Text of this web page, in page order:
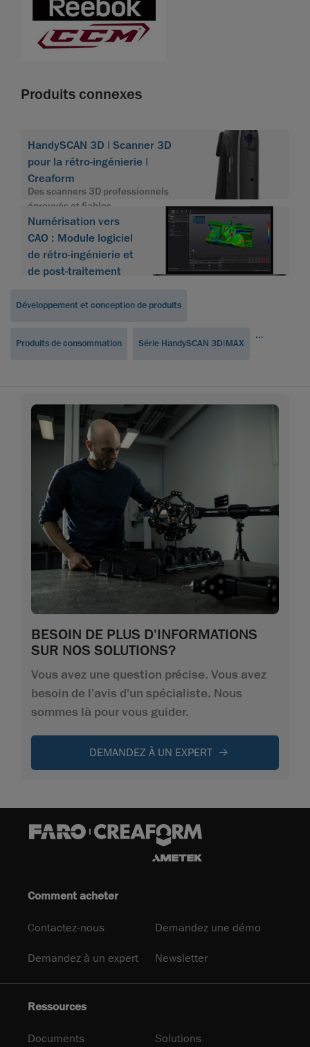
Produits connexes
HandySCAN 3D | Scanner 3D
pour la rétro-ingénierie |
Creaform
Des scanners 3D professionnels
éprouvés et fiables
Numérisation vers
CAO : Module logiciel
de rétro-ingénierie et
de post-traitement
Développement et conception de produits
Produits de consommation Série HandySCAN 3D|MAX
...
BESOIN DE PLUS D'INFORMATIONS
SUR NOS SOLUTIONS?
Vous avez une question précise. Vous avez
besoin de l'avis d'un spécialiste. Nous
sommes là pour vous guider.
DEMANDEZ À UN EXPERT
Comment acheter
Contactez-nous Demandez une démo
Demandez à un expert Newsletter
Ressources
Documents
Solutions